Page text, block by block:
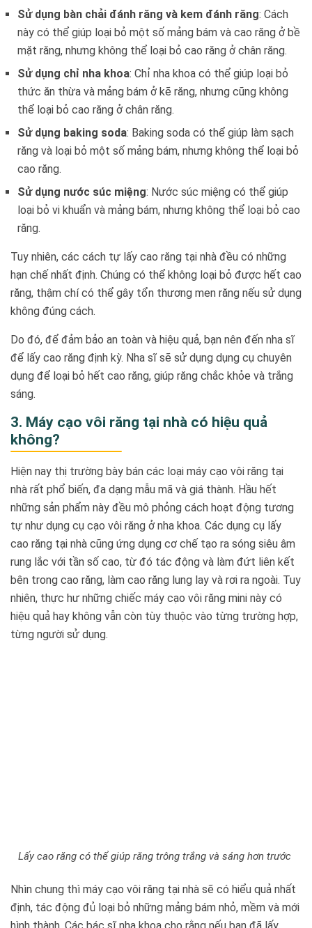
Sử dụng bàn chải đánh răng và kem đánh răng: Cách
này có thể giúp loại bỏ một số mảng bám và cao răng ở bề
mặt răng, nhưng không thể loại bỏ cao răng ở chân răng.
Sử dụng chỉ nha khoa: Chỉ nha khoa có thể giúp loại bỏ
thức ăn thừa và mảng bám ở kẽ răng, nhưng cũng không
thể loại bỏ cao răng ở chân răng.
Sử dụng baking soda: Baking soda có thể giúp làm sạch
răng và loại bỏ một số mảng bám, nhưng không thể loại bỏ
cao răng.
Sử dụng nước súc miệng: Nước súc miệng có thể giúp
loại bỏ vi khuẩn và mảng bám, nhưng không thể loại bỏ cao
răng.
Tuy nhiên, các cách tự lấy cao răng tại nhà đều có những
hạn chế nhất định. Chúng có thể không loại bỏ được hết cao
răng, thậm chí có thể gây tổn thương men răng nếu sử dụng
không đúng cách.
Do đó, để đảm bảo an toàn và hiệu quả, bạn nên đến nha sĩ
để lấy cao răng định kỳ. Nha sĩ sẽ sử dụng dụng cụ chuyên
dụng để loại bỏ hết cao răng, giúp răng chắc khỏe và trắng
sáng.
3. Máy cạo vôi răng tại nhà có hiệu quả
không?
Hiện nay thị trường bày bán các loại máy cạo vôi răng tại
nhà rất phổ biến, đa dạng mẫu mã và giá thành. Hầu hết
những sản phẩm này đều mô phỏng cách hoạt động tương
tự như dụng cụ cạo vôi răng ở nha khoa. Các dụng cụ lấy
cao răng tại nhà cũng ứng dụng cơ chế tạo ra sóng siêu âm
rung lắc với tần số cao, từ đó tác động và làm đứt liên kết
bên trong cao răng, làm cao răng lung lay và rơi ra ngoài. Tuy
nhiên, thực hư những chiếc máy cạo vôi răng mini này có
hiệu quả hay không vẫn còn tùy thuộc vào từng trường hợp,
từng người sử dụng.
Lấy cao răng có thể giúp răng trông trắng và sáng hơn trước
Nhìn chung thì máy cạo vôi răng tại nhà sẽ có hiểu quả nhất
định, tác động đủ loại bỏ những mảng bám nhỏ, mềm và mới
hình thành. Các bác sĩ nha khoa cho rằng nếu bạn đã lấy